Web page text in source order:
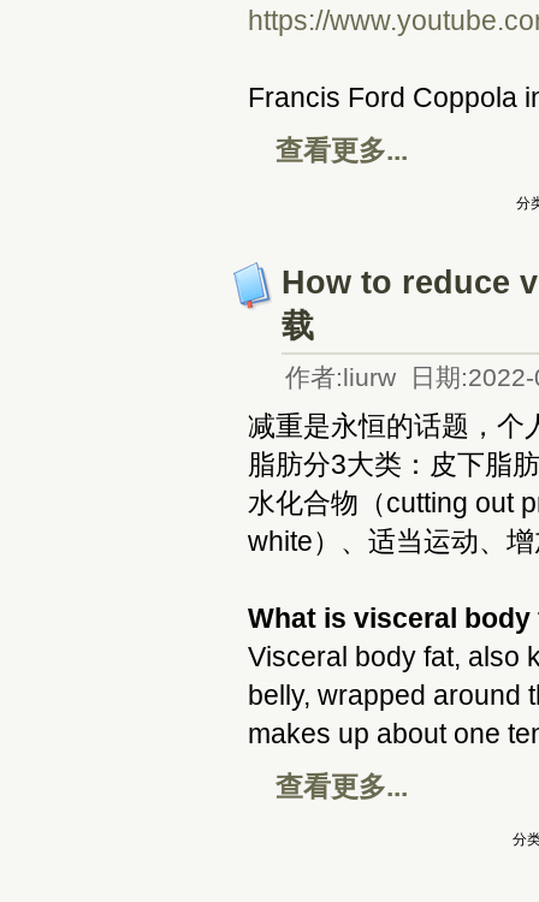
https://
Francis Ford Coppola
查看更多...
分
How to reduce
载
作者:liurw 日期
减重是永恒的话题，个
脂肪分3大类：皮下脂
水化合物（cutting out
white）、适当运动、
What is visceral body
Visceral body fat, also
belly, wrapped around
makes up about one
查看更多...
分